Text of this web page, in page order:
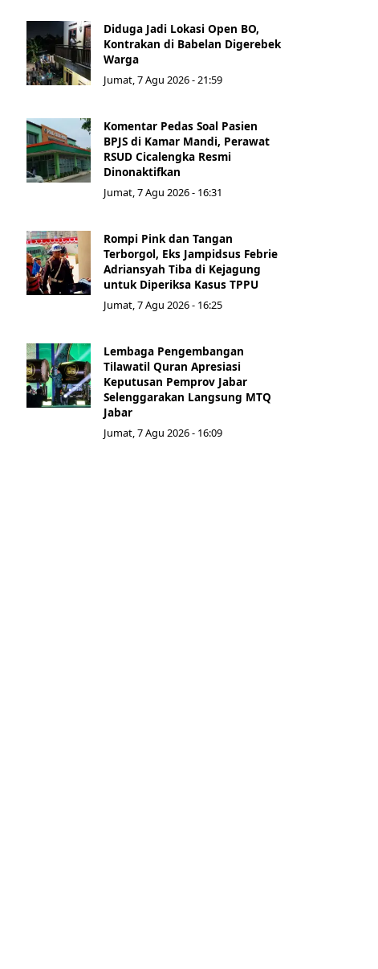
Diduga Jadi Lokasi Open BO,
Kontrakan di Babelan Digerebek
Warga
Jumat, 7 Agu 2026 - 21:59
Komentar Pedas Soal Pasien
BPJS di Kamar Mandi, Perawat
RSUD Cicalengka Resmi
Dinonaktifkan
Jumat, 7 Agu 2026 - 16:31
Rompi Pink dan Tangan
Terborgol, Eks Jampidsus Febrie
Adriansyah Tiba di Kejagung
untuk Diperiksa Kasus TPPU
Jumat, 7 Agu 2026 - 16:25
Lembaga Pengembangan
Tilawatil Quran Apresiasi
Keputusan Pemprov Jabar
Selenggarakan Langsung MTQ
Jabar
Jumat, 7 Agu 2026 - 16:09